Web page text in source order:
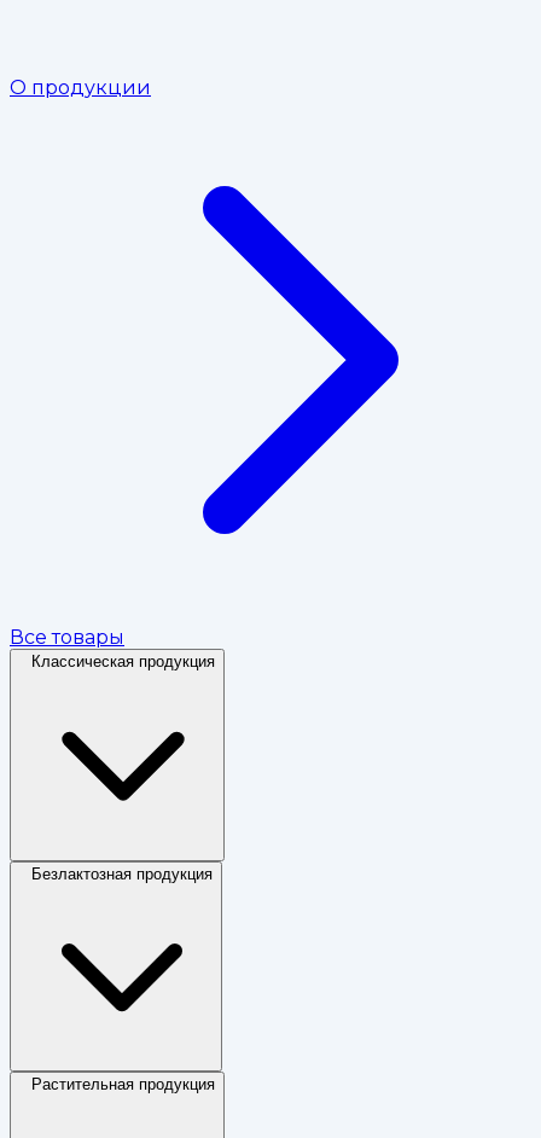
О продукции
Все товары
Классическая продукция
Безлактозная продукция
Растительная продукция